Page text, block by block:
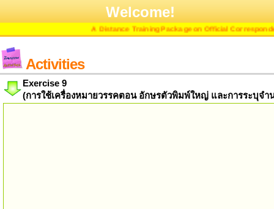
Welcome!
A Distance Training Package on Official
Activities
Exercise 9
(การใช้เครื่องหมายวรรคตอน อักษรตัวพิมพ์ใหญ่ และการระบุจำ